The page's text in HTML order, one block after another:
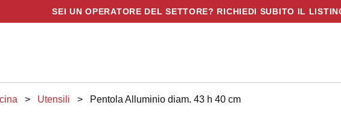
SEI UN OPERATORE DEL SETTORE? RICHIEDI SUBITO IL
> utensili > Pentola Alluminio diam. 43 h 40 cm